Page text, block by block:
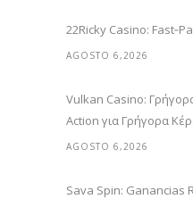
22Ricky Casino:
AGOSTO 6,2026
Vulkan Casino:
Action για Γρήγορα
AGOSTO 6,2026
Sava Spin: Ganancias